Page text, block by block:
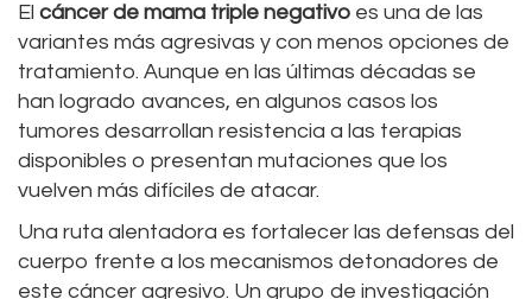
El cáncer de mama triple negativo es una de las
variantes más agresivas y con menos opciones de
tratamiento. Aunque en las últimas décadas se
han logrado avances, en algunos casos los
tumores desarrollan resistencia a las terapias
disponibles o presentan mutaciones que los
vuelven más difíciles de atacar.
Una ruta alentadora es fortalecer las defensas del
cuerpo frente a los mecanismos detonadores de
este cáncer agresivo. Un grupo de investigación